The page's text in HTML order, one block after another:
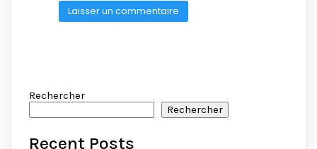
Rechercher
Rechercher
Recent Posts